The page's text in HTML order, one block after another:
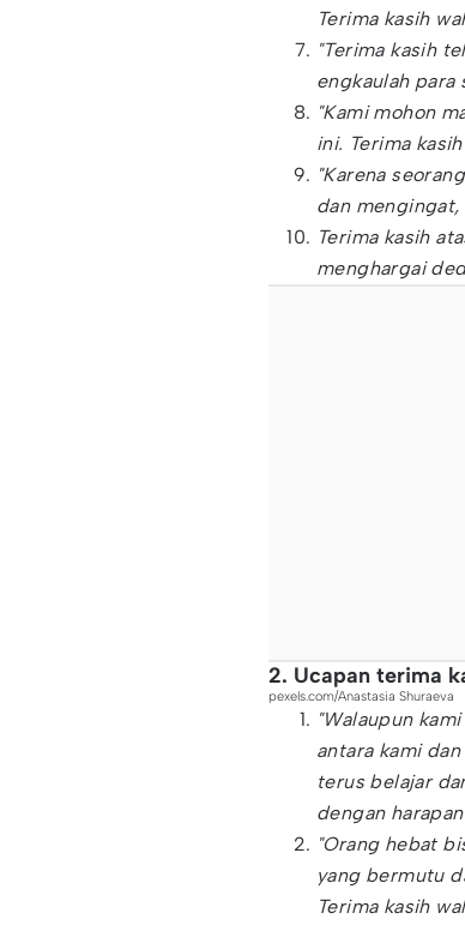
Terima kasih
"Terima kasih
engkaulah para
"Kami mohon
ini. Terima
"Karena
dan mengingat,
Terima kasih
menghargai
2. Ucapan terima
pexels.com/Anastasia Shuraeva
"Walaupun
antara kami
terus belajar
dengan
"Orang hebat
yang bermutu
Terima kasih